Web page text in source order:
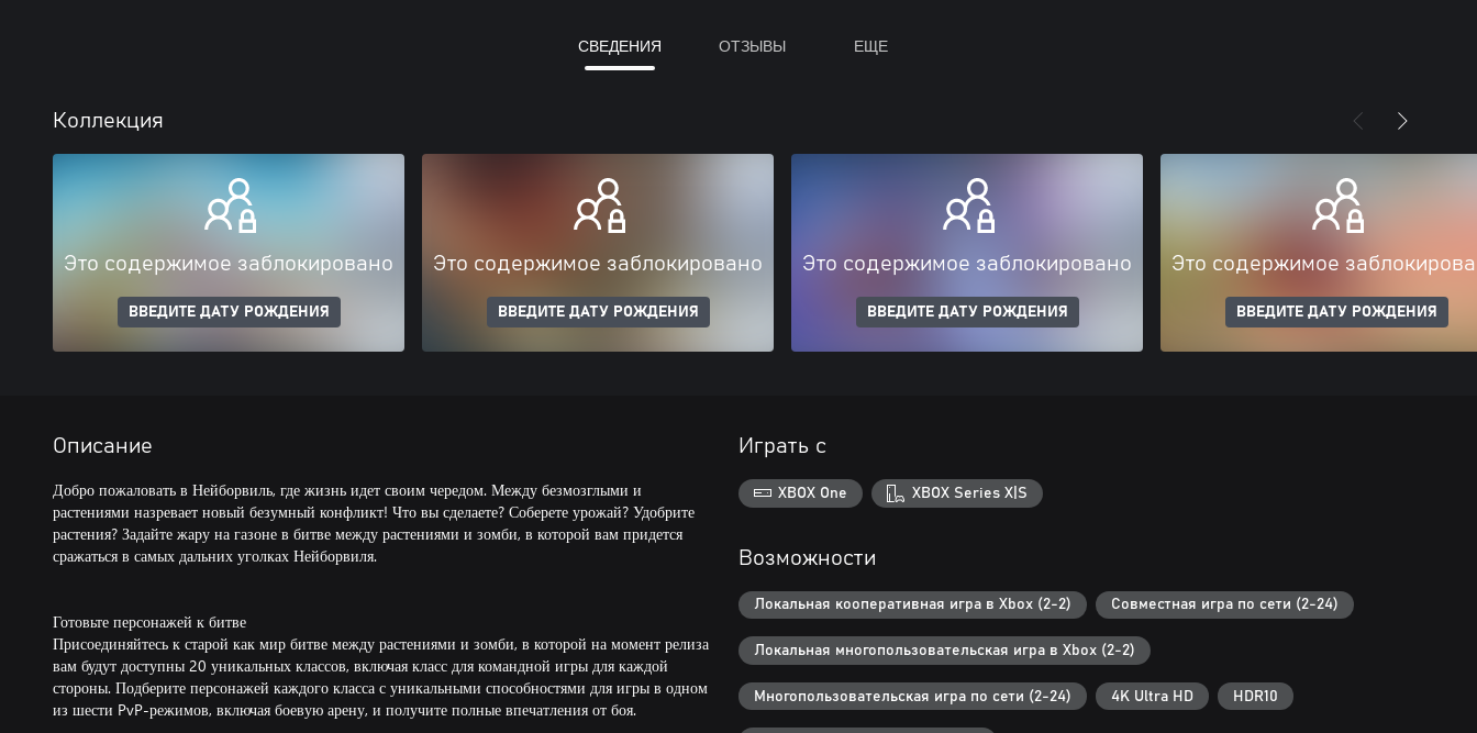
СВЕДЕНИЯ ОТЗЫВЫ ЕЩЕ
Коллекция
Это содержимое заблокировано
ВВЕДИТЕ ДАТУ РОЖДЕНИЯ
Это содержимое заблокировано
ВВЕДИТЕ ДАТУ РОЖДЕНИЯ
Это содержимое заблокировано
ВВЕДИТЕ ДАТУ РОЖДЕНИЯ
Это содержимое
ВВЕДИТЕ ДАТУ РОЖДЕНИЯ
Описание
Добро пожаловать в Нейборвиль, где жизнь идет своим чередом. Между безмозглыми и
растениями назревает новый безумный конфликт! Что вы сделаете? Соберете урожай? Удобрите
растения? Задайте жару на газоне в битве между растениями и зомби, в которой вам придется
сражаться в самых дальних уголках Нейборвиля.
Готовьте персонажей к битве
Присоединяйтесь к старой как мир битве между растениями и зомби, в которой на момент релиза
вам будут доступны 20 уникальных классов, включая класс для командной игры для каждой
стороны. Подберите персонажей каждого класса с уникальными способностями для игры в одном
из шести PvP-режимов, включая боевую арену, и получите полные впечатления от боя.
Играть с
XBOX One XBOX Series X|S
Возможности
Локальная кооперативная игра в Xbox (2-2) Совместная игра по сети (2-24)
Локальная многопользовательская игра в Xbox (2-2)
Многопользовательская игра по сети (2-24) 4K Ultra HD HDR10